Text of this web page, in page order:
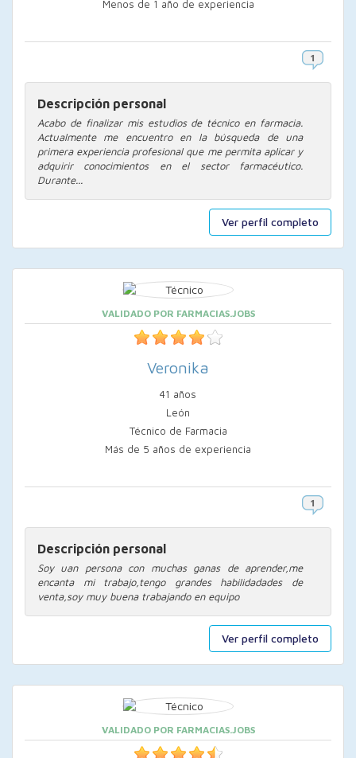
Ver perfil completo
Menos de 1 año de experiencia
Descripción personal
Acabo de finalizar mis estudios de técnico en farmacia.
Actualmente me encuentro en la búsqueda de una
primera experiencia profesional que me permita aplicar y
adquirir conocimientos en el sector farmacéutico.
Durante...
Ver perfil completo
VALIDADO POR FARMACIAS.JOBS
Veronika
41 años
León
Técnico de Farmacia
Más de 5 años de experiencia
Descripción personal
Soy uan persona con muchas ganas de aprender,me
encanta mi trabajo,tengo grandes habilidadades de
venta,soy muy buena trabajando en equipo
VALIDADO POR FARMACIAS.JOBS